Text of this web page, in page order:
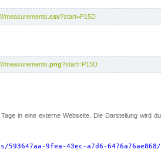
measurements. csv?start=P15D
measurements. png?start=P15D
in eine externe Webseite. Die Darstellung wird
9fea-43ec-a7d6-6476a76ae868/